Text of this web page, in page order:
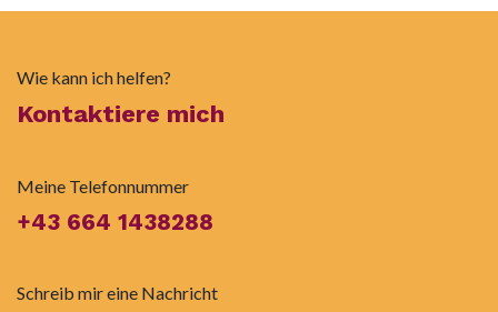
Wie kann ich helfen?
Kontaktiere mich
Meine Telefonnummer
+43 664 1438288
Schreib mir eine Nachricht